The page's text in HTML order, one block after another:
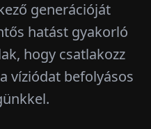
generációját
hatást gyakorló
hogy csatlakozz
víziódat befolyásos